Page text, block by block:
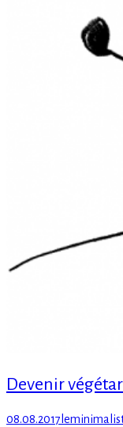
Devenir
Posted
08.08.2017 Author